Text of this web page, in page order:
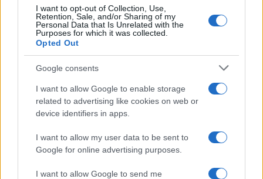
I want to opt-out of Collection, Use,
Retention, Sale, and/or Sharing of my
Personal Data that Is Unrelated with the
Purposes for which it was collected.
Opted Out
Google consents
I want to allow Google to enable storage
related to advertising like cookies on web or
device identifiers in apps.
I want to allow my user data to be sent to
Google for online advertising purposes.
I want to allow Google to send me
essere sempre aggiornati (gratis).
#LA RIPARTENZA
SEDUTE SATIRICHE
Vignetta del 07/08/2026
Vai all'archivio delle vignette